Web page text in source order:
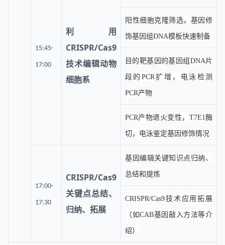
15:45-
17:00
利用
CRISPR/Cas9
技术编辑动物
细胞系
阳性细胞克隆筛选，基因修
饰基因组DNA模板快速制备
目的靶基因的基因组DNA片
段的PCR扩增，电泳检测
PCR产物
PCR产物退火变性，T7E1酶
切，电泳鉴定基因修饰情况
17:00-
17:30
CRISPR/Cas9
关键点总结、
归纳、拓展
基因编辑关键知识点归纳、
总结和提炼
CRISPR/Cas9技术应用拓展
（如CAB基因敲入方法等介
绍）